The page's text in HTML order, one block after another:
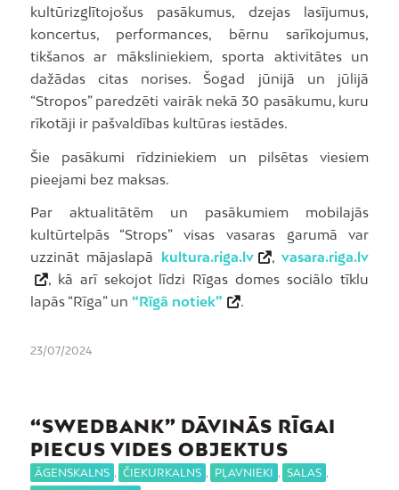
kultūrizglītojošus pasākumus, dzejas lasījumus,
koncertus, performances, bērnu sarīkojumus,
tikšanos ar māksliniekiem, sporta aktivitātes un
dažādas citas norises. Šogad jūnijā un jūlijā
“Stropos” paredzēti vairāk nekā 30 pasākumu, kuru
rīkotāji ir pašvaldības kultūras iestādes.
Šie pasākumi rīdziniekiem un pilsētas viesiem
pieejami bez maksas.
Par aktualitātēm un pasākumiem mobilajās
kultūrtelpās “Strops” visas vasaras garumā var
uzzināt mājaslapā kultura.riga.lv ,vasara.riga.lv
, kā arī sekojot līdzi Rīgas domes sociālo tīklu
lapās “Rīga” un “Rīgā notiek” .
23/07/2024
“SWEDBANK” DĀVINĀS RĪGAI
PIECUS VIDES OBJEKTUS
ĀGENSKALNS , ČIEKURKALNS , PĻAVNIEKI , SALAS ,